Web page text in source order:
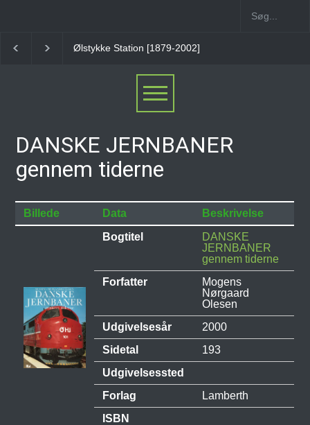
Ølstykke Station [1879-2002]
DANSKE JERNBANER
gennem tiderne
Billede Data
Beskrivelse
Bogtitel
DANSKE
JERNBANER
gennem tiderne
Forfatter
Mogens
Nørgaard
Olesen
Udgivelsesår
2000
Sidetal
193
Udgivelsessted
Forlag
Lamberth
ISBN